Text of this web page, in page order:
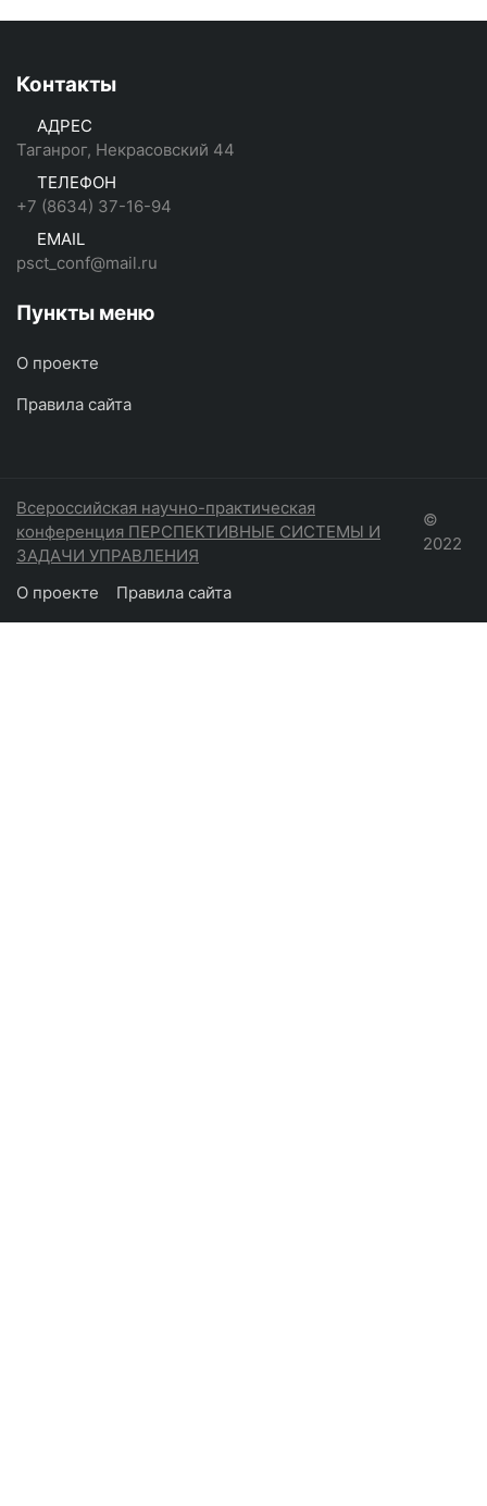
Контакты
АДРЕС
Таганрог, Некрасовский 44
ТЕЛЕФОН
+7 (8634) 37-16-94
EMAIL
psct_conf@mail.ru
Пункты меню
О проекте
Правила сайта
Всероссийская научно-практическая
конференция ПЕРСПЕКТИВНЫЕ СИСТЕМЫ И
ЗАДАЧИ УПРАВЛЕНИЯ
©
2022
О проекте Правила сайта